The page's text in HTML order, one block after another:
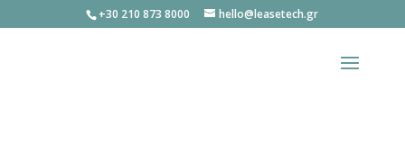
+30 210 873 8000 hello@leasetech.gr